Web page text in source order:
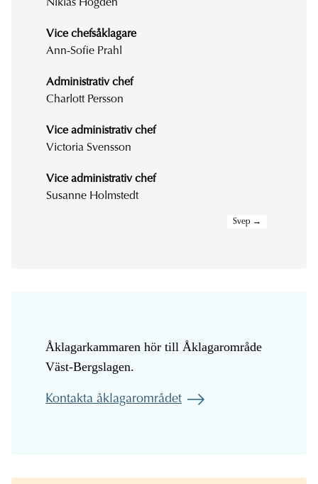
Niklas Högdén
Vice chefsåklagare
Ann-Sofie Prahl
Administrativ chef
Charlott Persson
Vice administrativ chef
Victoria Svensson
Vice administrativ chef
Susanne Holmstedt
Åklagarkammaren hör till Åklagarområde
Väst-Bergslagen.
Kontakta åklagarområdet